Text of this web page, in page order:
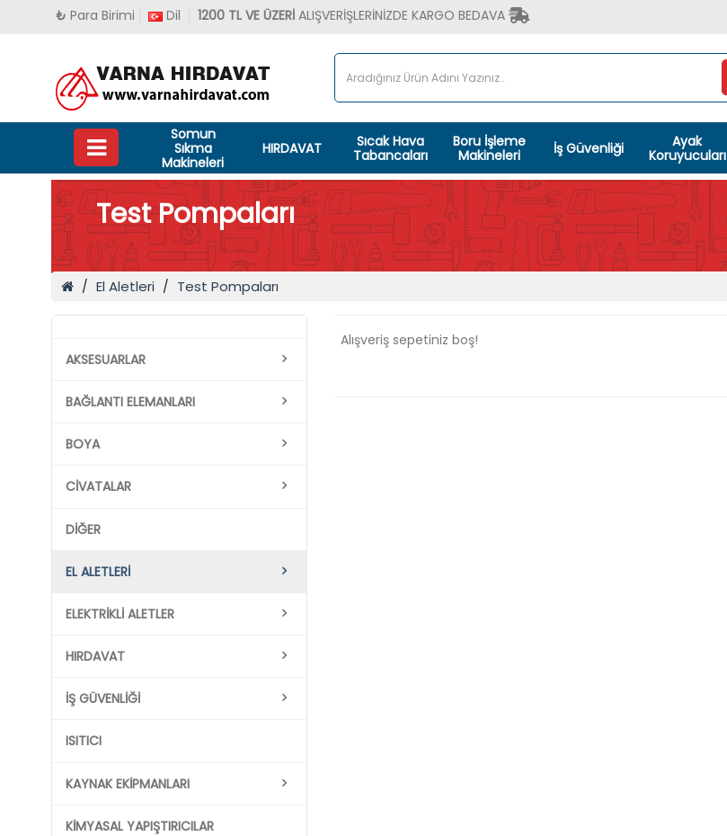
₺ Para Birimi Dil 1200 TL VE ÜZERİ ALIŞVERİŞLERİNİZDE KARGO BEDAVA
Somun
Sıkma
Makineleri
HIRDAVAT
Sıcak Hava
Tabancaları
Boru İşleme
Makineleri
İş Güvenliği
Ayak
Koruyucuları
Test Pompaları
El Aletleri Test Pompaları
AKSESUARLAR
BAĞLANTI ELEMANLARI
BOYA
CIVATALAR
DIĞER
EL ALETLERI
ELEKTRIKLI ALETLER
HIRDAVAT
İŞ GÜVENLIĞI
ISITICI
KAYNAK EKIPMANLARI
KIMYASAL YAPIŞTIRICILAR
Alışveriş sepetiniz boş!